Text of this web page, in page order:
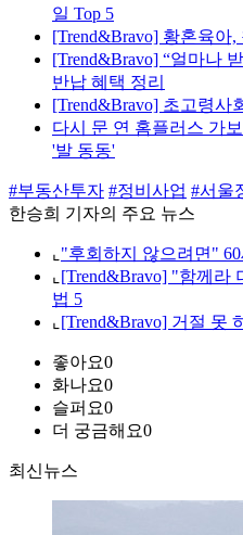
일 Top 5
[Trend&Bravo] 황혼육아
[Trend&Bravo] “얼마나
반납 혜택 정리
[Trend&Bravo] 초고령사
다시 문 연 홈플러스 가
'발 동동'
#부동산투자 #정비사업 #서울
한승희 기자의 주요 뉴스
⌞ "후회하지 않으려면"
⌞ [Trend&Bravo] "함께라
법 5
⌞ [Trend&Bravo] 거절 못
좋아요0
화나요0
슬퍼요0
더 궁금해요0
최신뉴스